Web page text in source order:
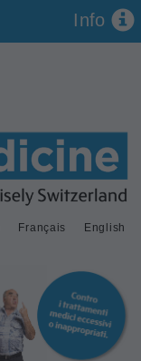
Français English
Info